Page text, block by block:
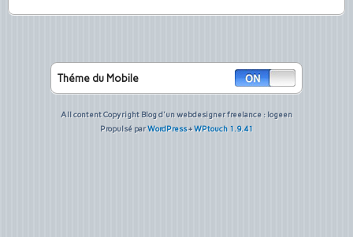
Théme du Mobile
All content Copyright Blog d'un webdesigner freelance : logeen
Propulsé parWordPress+WPtouch 1.9.41